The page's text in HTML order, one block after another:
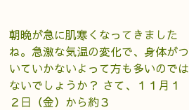
朝晩が急に肌寒くなってきました
ね。急激な気温の変化で、身体がつ
いていかないよって方も多いのでは
ないでしょうか？ さて、１１月１
２日（金）から約３